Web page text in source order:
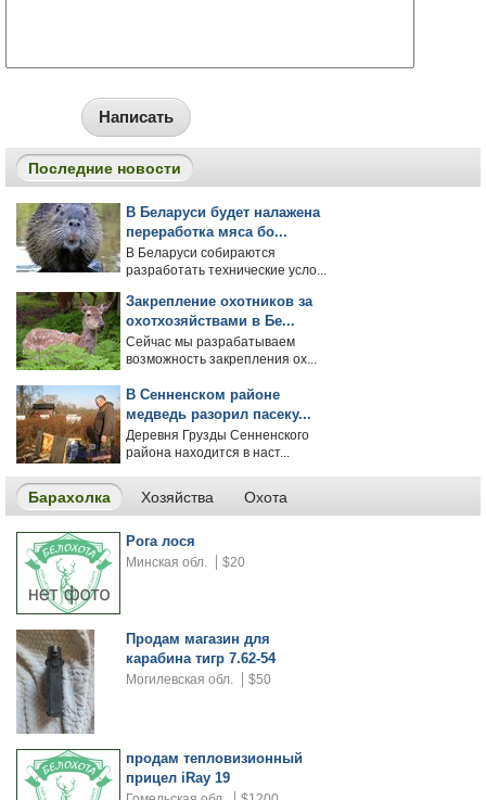
Написать
Последние новости
В Беларуси будет налажена
переработка мяса бо...
В Беларуси собираются
разработать технические усло...
Закрепление охотников за
охотхозяйствами в Бе...
Сейчас мы разрабатываем
возможность закрепления ох...
В Сенненском районе
медведь разорил пасеку...
Деревня Грузды Сенненского
района находится в наст...
Барахолка Хозяйства Охота
Рога лося
Минская обл. $20
Продам магазин для
карабина тигр 7.62-54
Могилевская обл. $50
продам тепловизионный
прицел iRay 19